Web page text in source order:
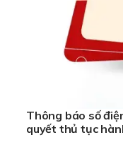
Thông báo số
quyết thủ tục